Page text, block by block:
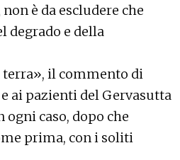
non è da escludere che
degrado e della
terra», il commento di
ai pazienti del Gervasutta
ogni caso, dopo che
prima, con i soliti